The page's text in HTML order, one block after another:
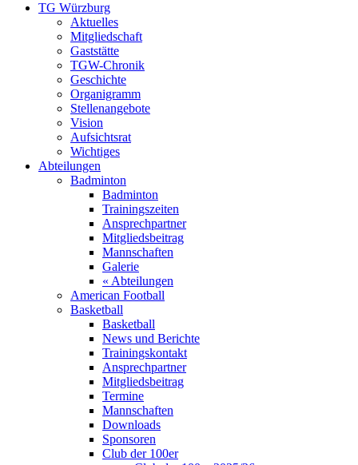
TG Würzburg
Aktuelles
Mitgliedschaft
Gaststätte
TGW-Chronik
Geschichte
Organigramm
Stellenangebote
Vision
Aufsichtsrat
Wichtiges
Abteilungen
Badminton
Badminton
Trainingszeiten
Ansprechpartner
Mitgliedsbeitrag
Mannschaften
Galerie
« Abteilungen
American Football
Basketball
Basketball
News und Berichte
Trainingskontakt
Ansprechpartner
Mitgliedsbeitrag
Termine
Mannschaften
Downloads
Sponsoren
Club der 100er